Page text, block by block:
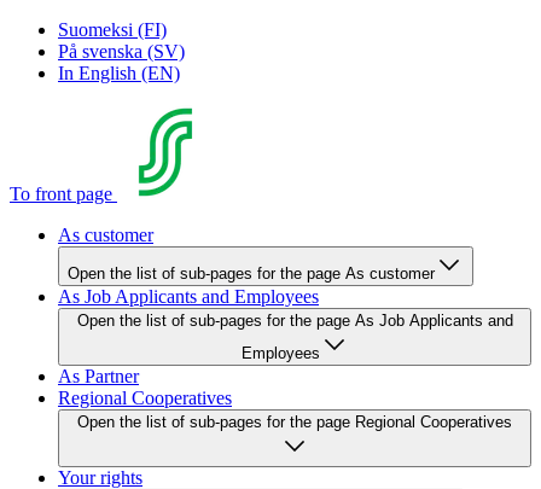
Suomeksi (FI)
På svenska (SV)
In English (EN)
To front page
As customer
Open the list of sub-pages for the page As customer
As Job Applicants and Employees
Open the list of sub-pages for the page As Job Applicants and
Employees
As Partner
Regional Cooperatives
Open the list of sub-pages for the page Regional Cooperatives
Your rights